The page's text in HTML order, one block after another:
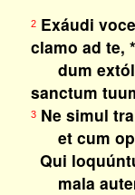
2Exáudi
clamo ad te, *
dum
sanctum
3Ne simul
et cum
Qui
mala